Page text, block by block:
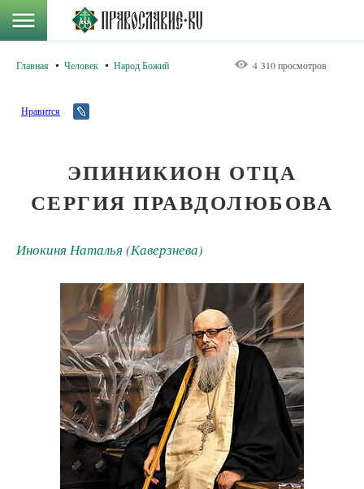
Главная Человек Народ Божий 4 310 просмотров
Нравится
ЭПИНИКИОН ОТЦА
СЕРГИЯ ПРАВДОЛЮБОВА
Инокиня Наталья (Каверзнева)